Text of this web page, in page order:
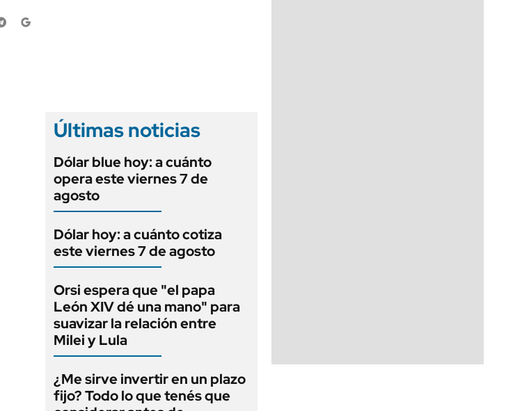
Últimas noticias
Dólar blue hoy: a cuánto
opera este viernes 7 de
agosto
Dólar hoy: a cuánto cotiza
este viernes 7 de agosto
Orsi espera que "el papa
León XIV dé una mano" para
suavizar la relación entre
Milei y Lula
¿Me sirve invertir en un plazo
fijo? Todo lo que tenés que